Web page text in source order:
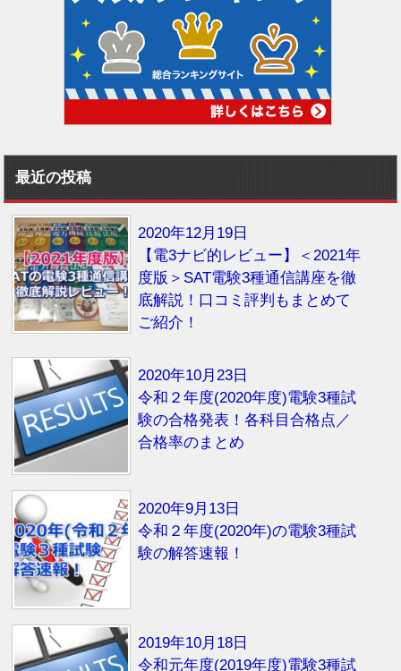
最近の投稿
2020年12月19日
【電3ナビ的レビュー】＜2021年
度版＞SAT電験3種通信講座を徹
底解説！口コミ評判もまとめて
ご紹介！
2020年10月23日
令和２年度(2020年度)電験3種試
験の合格発表！各科目合格点／
合格率のまとめ
2020年9月13日
令和２年度(2020年)の電験3種試
験の解答速報！
2019年10月18日
令和元年度(2019年度)電験3種試